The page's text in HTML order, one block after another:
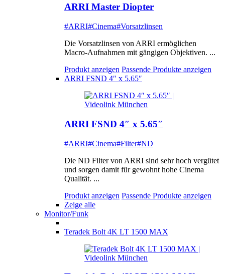
ARRI Master Diopter
#ARRI#Cinema#Vorsatzlinsen
Die Vorsatzlinsen von ARRI ermöglichen
Macro-Aufnahmen mit gängigen Objektiven. ...
Produkt anzeigen Passende Produkte anzeigen
ARRI FSND 4″ x 5.65″
ARRI FSND 4″ x 5.65″
#ARRI#Cinema#Filter#ND
Die ND Filter von ARRI sind sehr hoch vergütet
und sorgen damit für gewohnt hohe Cinema
Qualität. ...
Produkt anzeigen Passende Produkte anzeigen
Zeige alle
Monitor/Funk
Teradek Bolt 4K LT 1500 MAX